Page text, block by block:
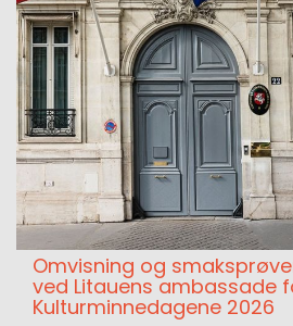
Omvisning og
ved Litauens ambassade
Kulturminnedagene 2026